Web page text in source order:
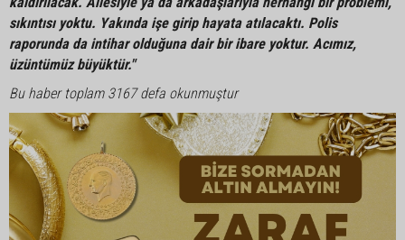
sıkıntısı yoktu. Yakında işe girip hayata atılacaktı. Polis
raporunda da intihar olduğuna dair bir ibare yoktur. Acımız,
üzüntümüz büyüktür."
Bu haber toplam 3167 defa okunmuştur